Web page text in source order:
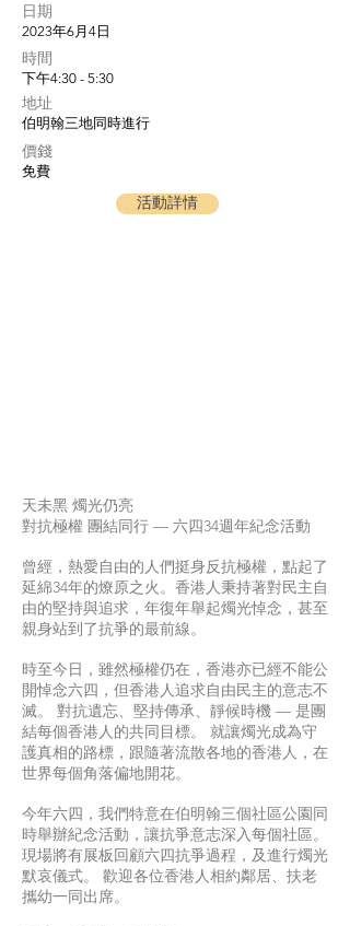
日期
2023年6月4日
​時間
下午4:30 - 5:30
地址
伯明翰三地同時進行
​價錢
免費
活動詳情
天未黑 燭光仍亮
對抗極權 團結同行 — 六四34週年紀念活動
曾經，熱愛自由的人們挺身反抗極權，點起了
延綿34年的燎原之火。香港人秉持著對民主自
由的堅持與追求，年復年舉起燭光悼念，甚至
親身站到了抗爭的最前線。
時至今日，雖然極權仍在，香港亦已經不能公
開悼念六四，但香港人追求自由民主的意志不
滅。 對抗遺忘、堅持傳承、靜候時機 — 是團
結每個香港人的共同目標。 就讓燭光成為守
護真相的路標，跟隨著流散各地的香港人，在
世界每個角落偏地開花。
今年六四，我們特意在伯明翰三個社區公園同
時舉辦紀念活動，讓抗爭意志深入每個社區。
現場將有展板回顧六四抗爭過程，及進行燭光
默哀儀式。 歡迎各位香港人相約鄰居、扶老
攜幼一同出席。